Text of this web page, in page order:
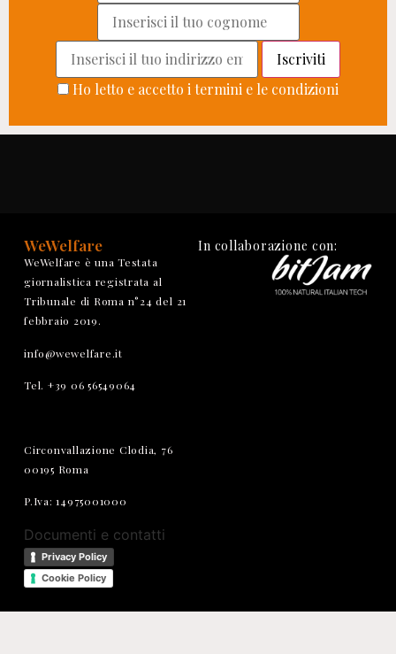
Ho letto e accetto i termini e le condizioni
WeWelfare
WeWelfare è una Testata
giornalistica registrata al
Tribunale di Roma n°24 del 21
febbraio 2019.
info@wewelfare.it
Tel. +39 06 56549064
Circonvallazione Clodia, 76
00195 Roma
P.Iva: 14975001000
Documenti e contatti
Privacy Policy
Cookie Policy
In collaborazione con: